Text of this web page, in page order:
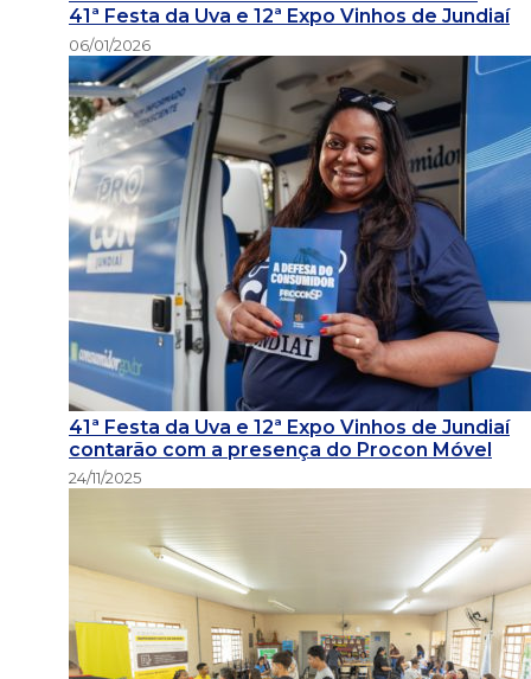
41ª Festa da Uva e 12ª Expo Vinhos de Jundiaí
06/01/2026
41ª Festa da Uva e 12ª Expo Vinhos de Jundiaí
contarão com a presença do Procon Móvel
24/11/2025